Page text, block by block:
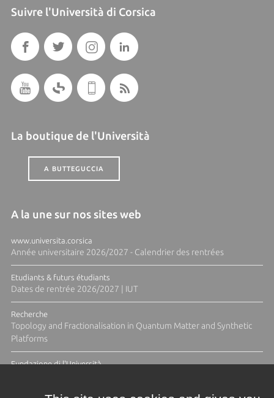
Suivre l'Università di Corsica
La boutique de l'Università
A BUTTEGUCCIA
A la une sur nos sites web
www.universita.corsica
Année universitaire 2026/2027 - Calendrier des rentrées
Etudiants & futurs étudiants
Dates de rentrée 2026/2027 | IUT
Recherche
Topology and Fractionalisation in Quantum Matter and Synthetic
Platforms
Fundazione di l'Università